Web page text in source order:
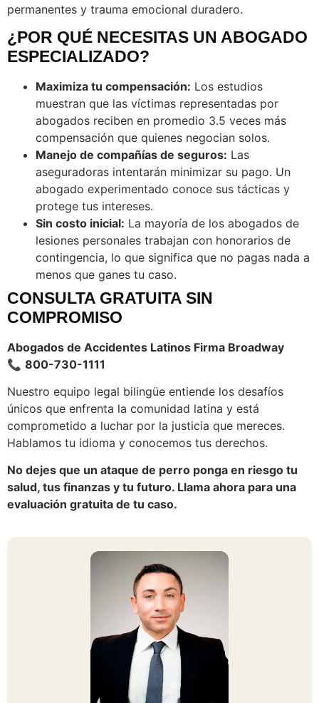
permanentes y trauma emocional duradero.
¿POR QUÉ NECESITAS UN ABOGADO
ESPECIALIZADO?
Maximiza tu compensación: Los estudios
muestran que las víctimas representadas por
abogados reciben en promedio 3.5 veces más
compensación que quienes negocian solos.
Manejo de compañías de seguros: Las
aseguradoras intentarán minimizar su pago. Un
abogado experimentado conoce sus tácticas y
protege tus intereses.
Sin costo inicial: La mayoría de los abogados de
lesiones personales trabajan con honorarios de
contingencia, lo que significa que no pagas nada a
menos que ganes tu caso.
CONSULTA GRATUITA SIN
COMPROMISO
Abogados de Accidentes Latinos Firma Broadway
📞 800-730-1111
Nuestro equipo legal bilingüe entiende los desafíos
únicos que enfrenta la comunidad latina y está
comprometido a luchar por la justicia que mereces.
Hablamos tu idioma y conocemos tus derechos.
No dejes que un ataque de perro ponga en riesgo tu
salud, tus finanzas y tu futuro. Llama ahora para una
evaluación gratuita de tu caso.